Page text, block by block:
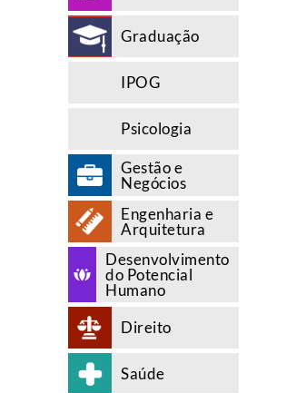
Graduação
IPOG
Psicologia
Gestão e
Negócios
Engenharia e
Arquitetura
Desenvolvimento
do Potencial
Humano
Direito
Saúde